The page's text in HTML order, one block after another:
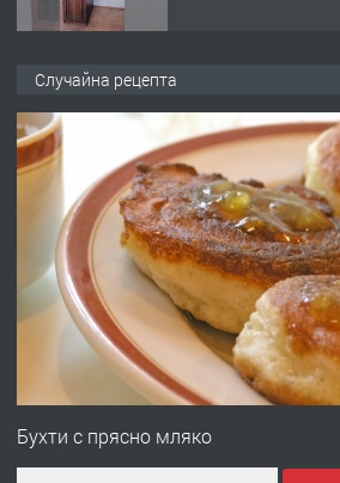
ПРЕДЛАГА
Професионална
със сертификат
Професионална
Случайна рецепта
Бухти с прясно мляко